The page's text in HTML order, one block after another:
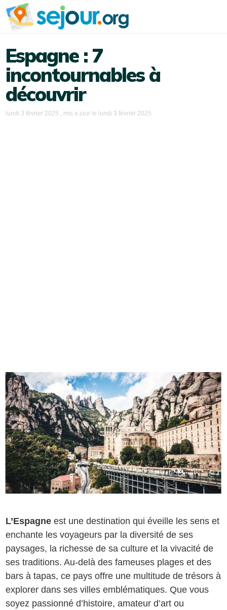
Espagne : 7
incontournables à
découvrir
lundi 3 février 2025 , mis a jour le lundi 3 février 2025
L’Espagne est une destination qui éveille les sens et
enchante les voyageurs par la diversité de ses
paysages, la richesse de sa culture et la vivacité de
ses traditions. Au-delà des fameuses plages et des
bars à tapas, ce pays offre une multitude de trésors à
explorer dans ses villes emblématiques. Que vous
soyez passionné d’histoire, amateur d’art ou